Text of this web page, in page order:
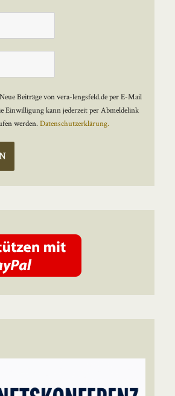
Beiträge von vera-lengsfeld.de per E-Mail
Einwilligung kann jederzeit per Abmeldelink
werden.Datenschutzerklärung.